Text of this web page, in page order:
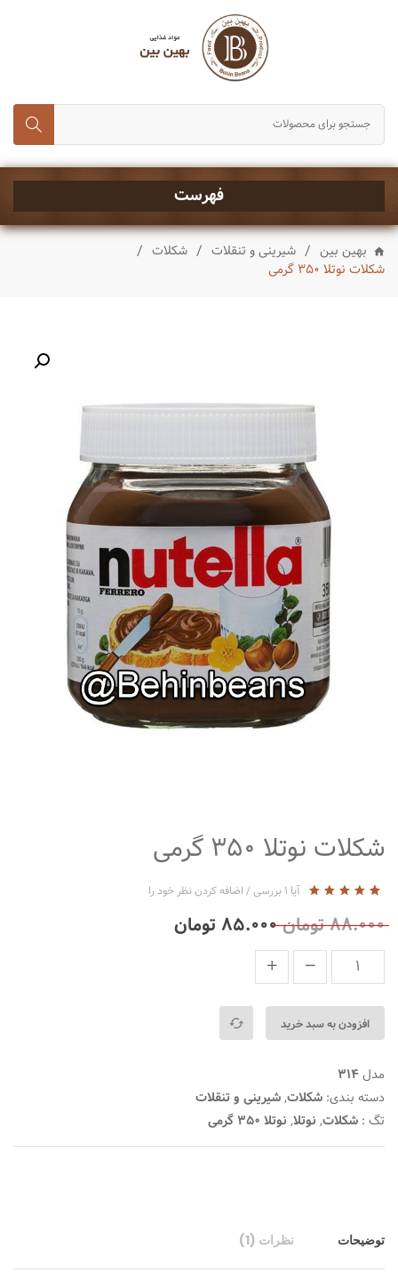
فهرست
بهین بین / شیرینی و تنقلات / شکلات /
شکلات نوتلا ۳۵۰ گرمی
شکلات نوتلا ۳۵۰ گرمی
بر
رتبه
بندی
آیا 1 بررسی / اضافه کردن نظر خود را
۸۸.۰۰۰تومان۸۵.۰۰۰تومان
افزودن به سبد خرید
مدل 314
دسته بندی: شکلات,شیرینی و تنقلات
تگ : شکلات, نوتلا, نوتلا 350 گرمی
توضیحات نظرات (1)
رب، تن ماهی و کنسروجات
چای,قند و شکر
خشکبار
ماکارونی و رشته
انواع روغن